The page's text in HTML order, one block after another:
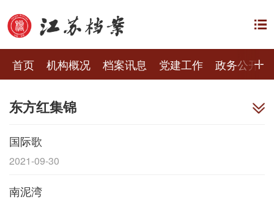
首页 机构概况 档案讯息 党建工作 政务公开
东方红集锦
国际歌
2021-09-30
南泥湾